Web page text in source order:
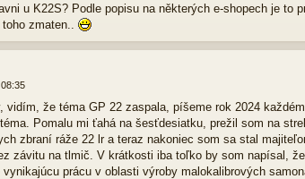
u K22S? Podle popisu na některých e-shopech je to
zmaten..
vidím, že téma GP 22 zaspala, píšeme rok 2024
Pomalu mi ťahá na šesťdesiatku, prežil som na
zbraní ráže 22 lr a teraz nakoniec som sa stal
závitu na tlmič. V krátkosti iba toľko by som napísal,
vynikajúcu prácu v oblasti výroby malokalibrových